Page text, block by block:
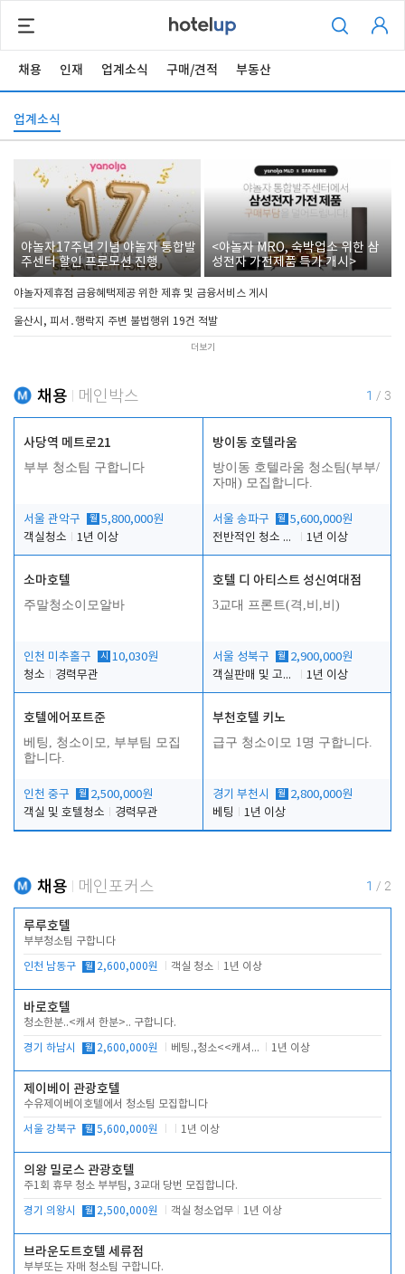
채용 인재 업계소식 구매/견적 부동산
업계소식
야놀자17주년 기념 야놀자 통합발
주센터 할인 프로모션 진행
<야놀자 MRO, 숙박업소 위한 삼
성전자 가전제품 특가 개시>
야놀자제휴점 금융혜택제공 위한 제휴 및 금융서비스 게시
울산시, 피서․행락지 주변 불법행위 19건 적발
더보기
채용 메인박스 1 / 3
사당역 메트로21
부부 청소팀 구합니다
서울 관악구 월 5,800,000원
객실청소
1년 이상
방이동 호텔라움
방이동 호텔라움 청소팀(부부/
자매) 모집합니다.
서울 송파구 월 5,600,000원
전반적인 청소 업무(객실청소.객실정리)
1년 이상
소마호텔
주말청소이모알바
인천 미추홀구 시 10,030원
청소
경력무관
호텔 디 아티스트 성신여대점
3교대 프론트(격,비,비)
서울 성북구 월 2,900,000원
객실판매 및 고객응대
1년 이상
호텔에어포트준
베팅, 청소이모, 부부팀 모집
합니다.
인천 중구 월 2,500,000원
객실 및 호텔청소
경력무관
부천호텔 키노
급구 청소이모 1명 구합니다.
경기 부천시 월 2,800,000원
베팅
1년 이상
채용 메인포커스 1 / 2
루루호텔
부부청소팀 구합니다
인천 남동구 월 2,600,000원 객실 청소 1년 이상
바로호텔
청소한분..<캐셔 한분>.. 구합니다.
경기 하남시 월 2,600,000원 베팅.,청소<<캐셔 모셔봅니다. 1년 이상
제이베이 관광호텔
수유제이베이호텔에서 청소팀 모집합니다
서울 강북구 월 5,600,000원 1년 이상
의왕 밀로스 관광호텔
주1회 휴무 청소 부부팀, 3교대 당번 모집합니다.
경기 의왕시 월 2,500,000원 객실 청소업무 1년 이상
브라운도트호텔 세류점
부부또는 자매 청소팀 구합니다.